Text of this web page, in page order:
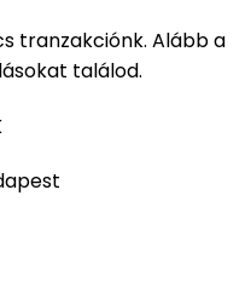
tranzakciónk. Alább a
találod.